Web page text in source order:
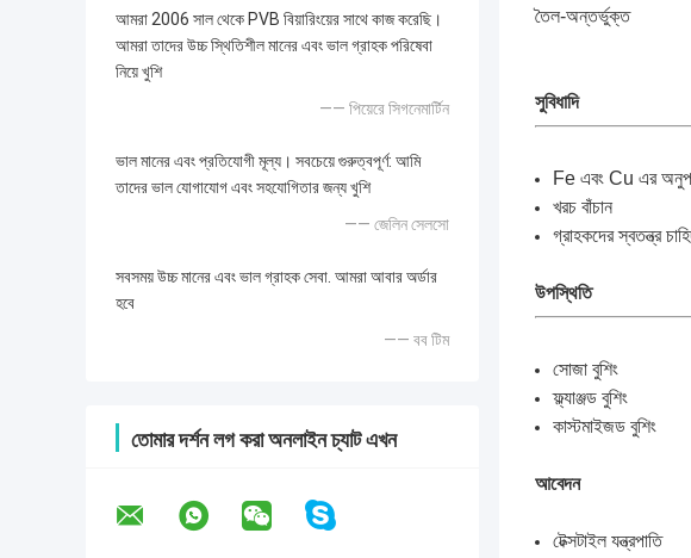
আমরা 2006 সাল থেকে PVB বিয়ারিংয়ের সাথে কাজ করেছি।
আমরা তাদের উচ্চ স্থিতিশীল মানের এবং ভাল গ্রাহক পরিষেবা
নিয়ে খুশি
—— পিয়েরে সিগনেমার্টিন
ভাল মানের এবং প্রতিযোগী মূল্য। সবচেয়ে গুরুত্বপূর্ণ: আমি
তাদের ভাল যোগাযোগ এবং সহযোগিতার জন্য খুশি
—— জেলিন সেলসো
সবসময় উচ্চ মানের এবং ভাল গ্রাহক সেবা. আমরা আবার অর্ডার
হবে
—— বব টিম
তোমার দর্শন লগ করা অনলাইন চ্যাট এখন
তৈল-অন্তর্ভুক্ত
সুবিধাদি
Fe এবং Cu এর
খরচ বাঁচান
গ্রাহকদের স্বতন্ত্র
উপস্থিতি
সোজা বুশিং
ফ্ল্যাঞ্জড বুশিং
কাস্টমাইজড বুশিং
আবেদন
টেক্সটাইল যন্ত্রপাতি